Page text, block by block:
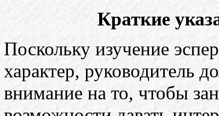
Краткие
Поскольку изучение
характер, руководитель
внимание на то, чтобы